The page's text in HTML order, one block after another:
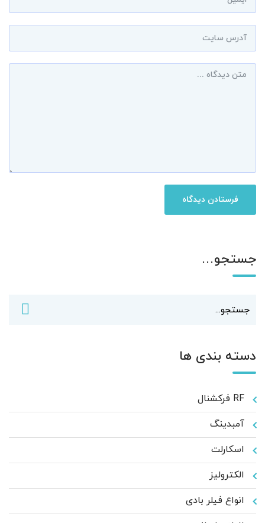
جستجو…
دسته بندی ها
RF فرکشنال
آمبدینگ
اسکارلت
الکترولیز
انواع فیلر بادی